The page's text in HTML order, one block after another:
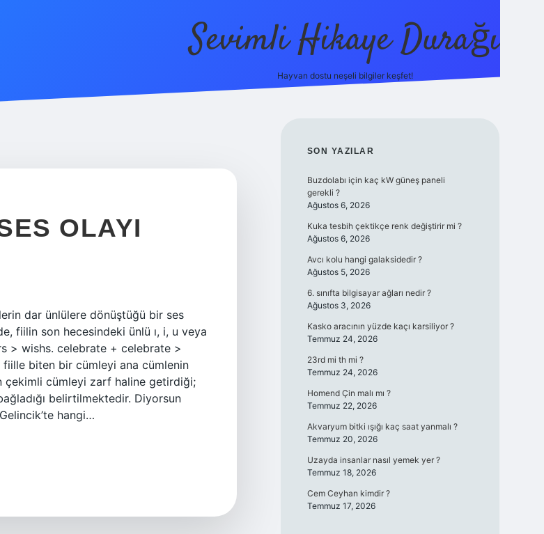
Sevimli Hikaye Durağı
Hayvan dostu neşeli bilgiler keşfet!
OLAYI
dar ünlülere dönüştüğü bir ses
fiilin son hecesindeki ünlü ı, i, u veya
> wishs. celebrate + celebrate >
fiille biten bir cümleyi ana cümlenin
çekimli cümleyi zarf haline getirdiği;
belirtilmektedir. Diyorsun
hangi…
SIDEBAR
SON YAZILAR
Buzdolabı için kaç kW güneş paneli
gerekli ?
Ağustos 6, 2026
Kuka tesbih çektikçe renk değiştirir mi ?
Ağustos 6, 2026
Avcı kolu hangi galaksidedir ?
Ağustos 5, 2026
6. sınıfta bilgisayar ağları nedir ?
Ağustos 3, 2026
Kasko aracının yüzde kaçı karsiliyor ?
Temmuz 24, 2026
23rd mi th mi ?
Temmuz 24, 2026
Homend Çin malı mı ?
Temmuz 22, 2026
Akvaryum bitki ışığı kaç saat yanmalı ?
Temmuz 20, 2026
Uzayda insanlar nasıl yemek yer ?
Temmuz 18, 2026
Cem Ceyhan kimdir ?
Temmuz 17, 2026